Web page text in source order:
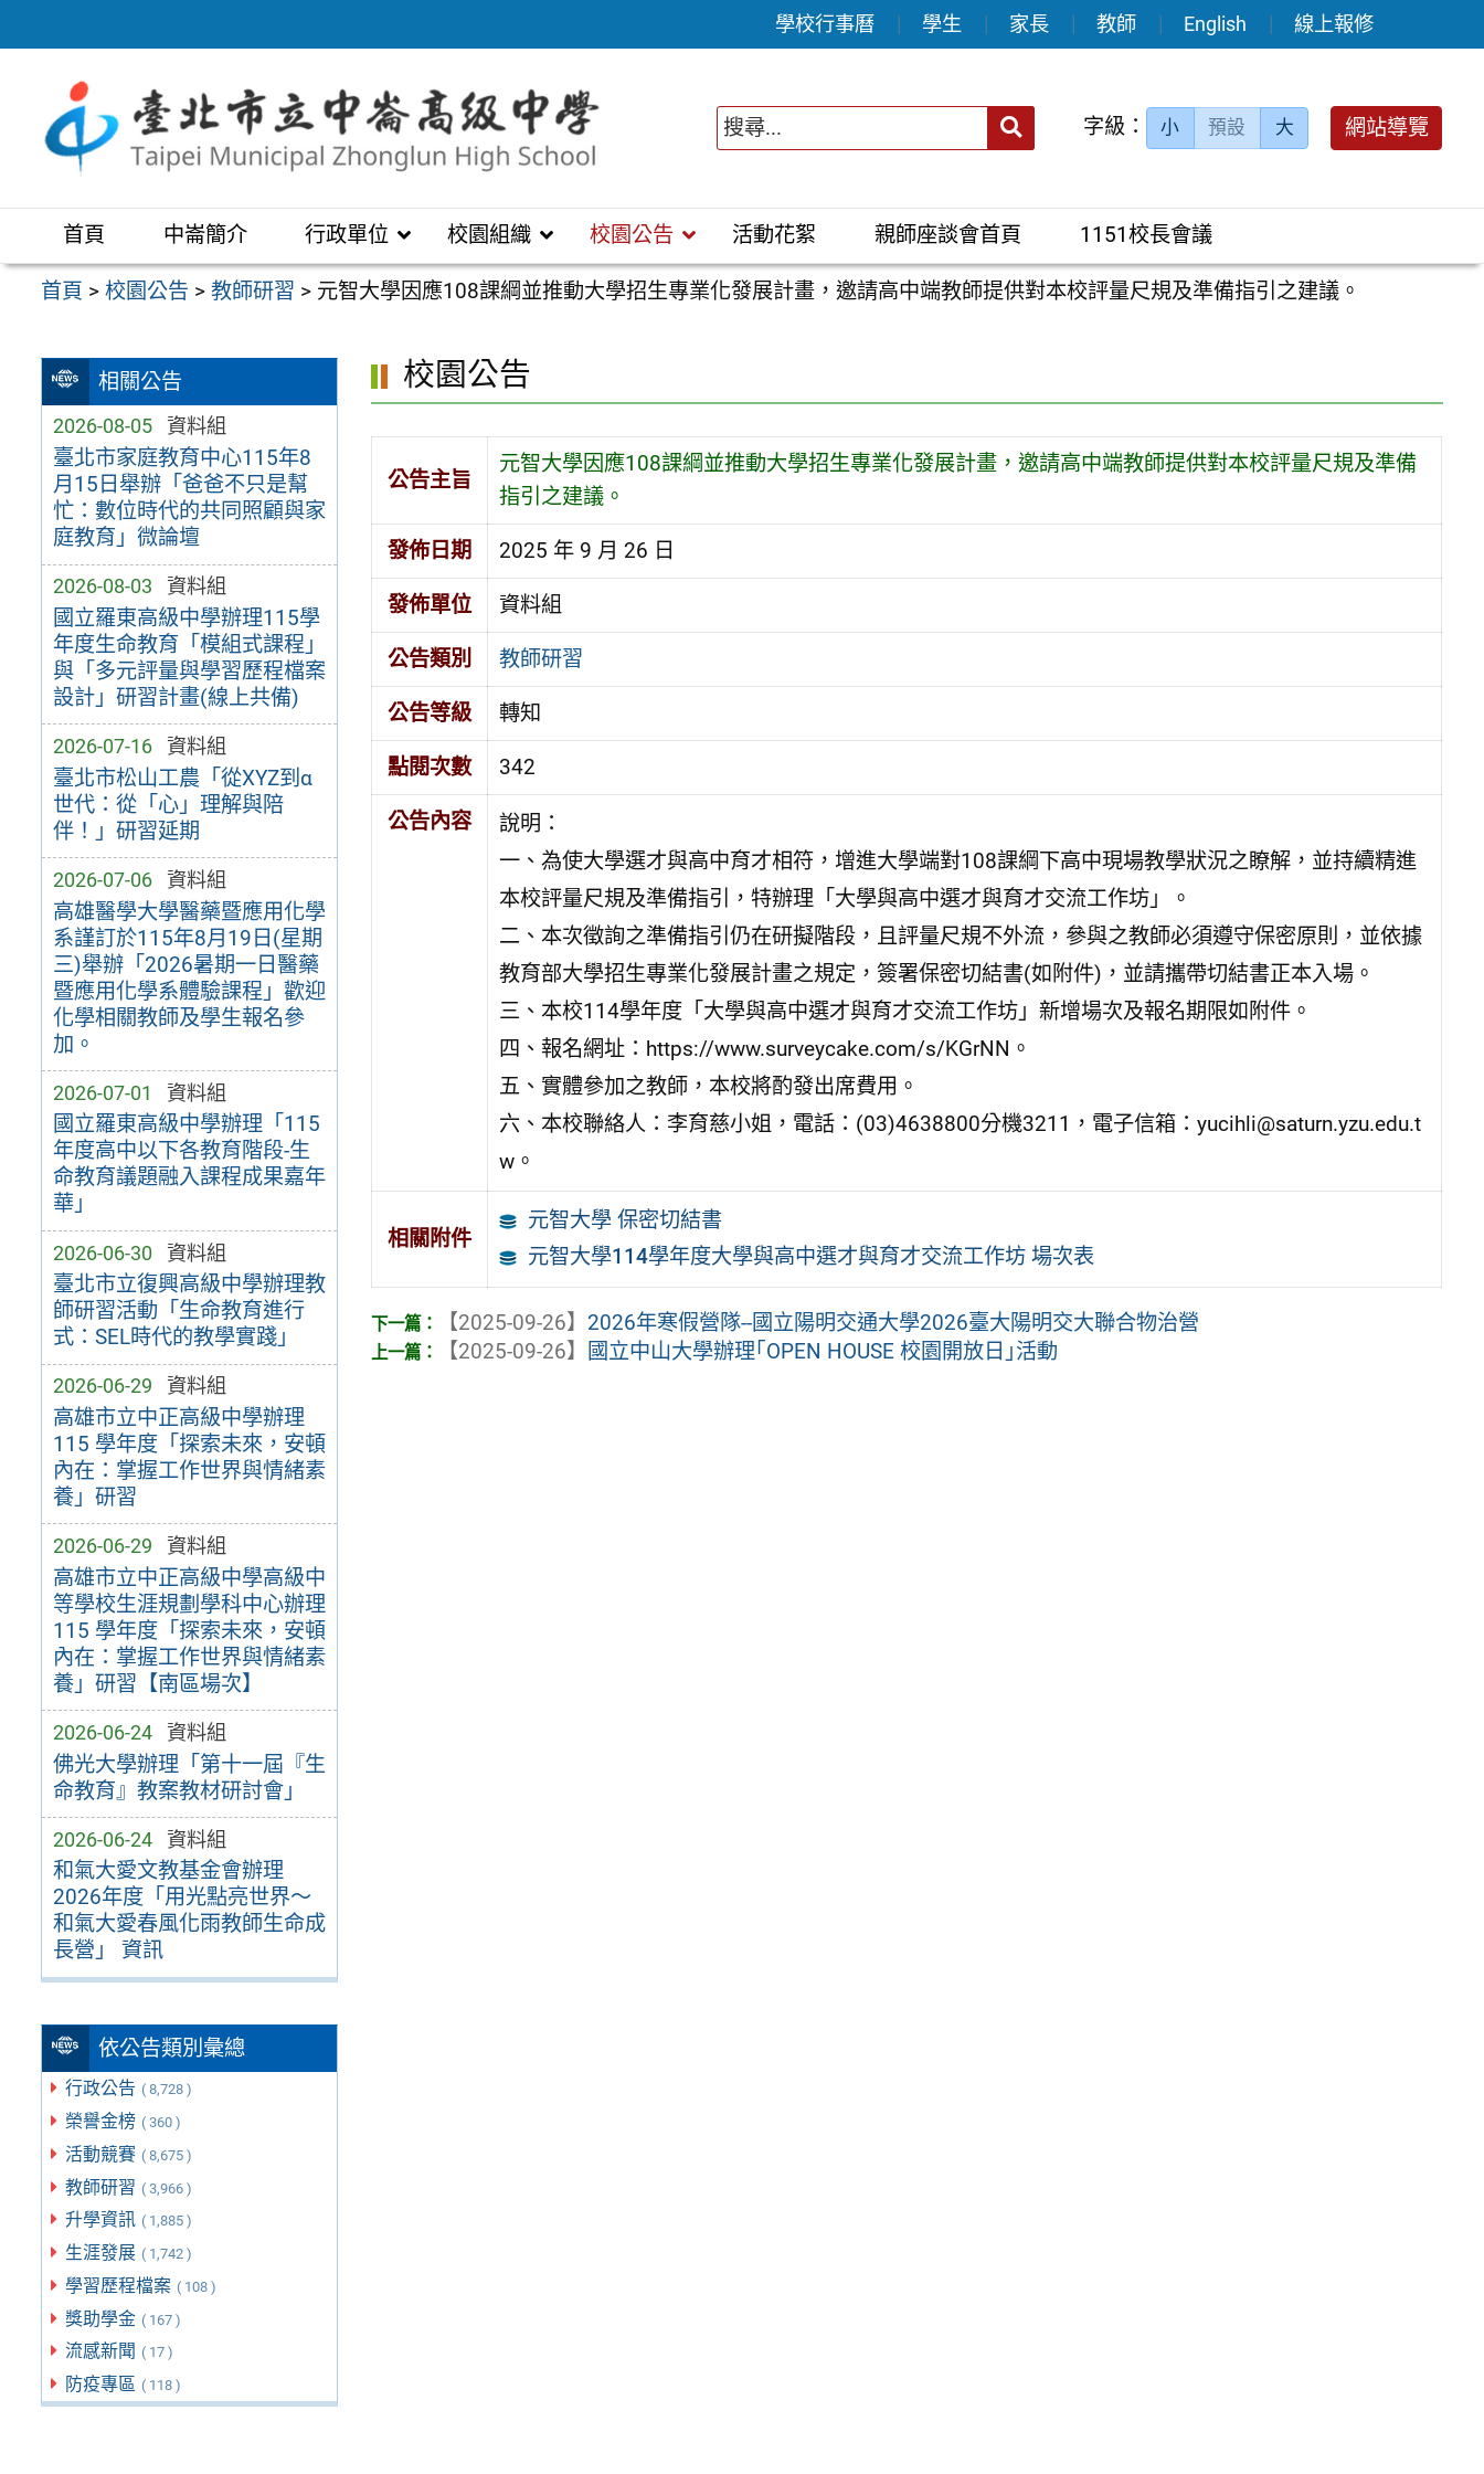
至
區
學校行事曆 學生 家長 教師 English 線上報修
送出 字級： 小 預設 大 網站導覽
首頁 中崙簡介 行政單位 校園組織 校園公告 活動花絮 親師座談會首頁 1151校長會議
首頁 >校園公告 >教師研習 > 元智大學因應108課綱並推動大學招生專業化發展計畫，邀請高中端教師提供對本校評量尺規及準備指引之建議。
相關公告
2026-08-05 資料組
臺北市家庭教育中心115年8
月15日舉辦「爸爸不只是幫
忙：數位時代的共同照顧與家
庭教育」微論壇
2026-08-03 資料組
國立羅東高級中學辦理115學
年度生命教育「模組式課程」
與「多元評量與學習歷程檔案
設計」研習計畫(線上共備)
2026-07-16 資料組
臺北市松山工農「從XYZ到α
世代：從「心」理解與陪
伴！」研習延期
2026-07-06 資料組
高雄醫學大學醫藥暨應用化學
系謹訂於115年8月19日(星期
三)舉辦「2026暑期一日醫藥
暨應用化學系體驗課程」歡迎
化學相關教師及學生報名參
加。
2026-07-01 資料組
國立羅東高級中學辦理「115
年度高中以下各教育階段-生
命教育議題融入課程成果嘉年
華」
2026-06-30 資料組
臺北市立復興高級中學辦理教
師研習活動「生命教育進行
式：SEL時代的教學實踐」
2026-06-29 資料組
高雄市立中正高級中學辦理
115 學年度「探索未來，安頓
內在：掌握工作世界與情緒素
養」研習
2026-06-29 資料組
高雄市立中正高級中學高級中
等學校生涯規劃學科中心辦理
115 學年度「探索未來，安頓
內在：掌握工作世界與情緒素
養」研習【南區場次】
2026-06-24 資料組
佛光大學辦理「第十一屆『生
命教育』教案教材研討會」
2026-06-24 資料組
和氣大愛文教基金會辦理
2026年度「用光點亮世界～
和氣大愛春風化雨教師生命成
長營」 資訊
依公告類別彙總
行政公告 ( 8,728 )
榮譽金榜 ( 360 )
活動競賽 ( 8,675 )
教師研習 ( 3,966 )
升學資訊 ( 1,885 )
生涯發展 ( 1,742 )
學習歷程檔案 ( 108 )
獎助學金 ( 167 )
流感新聞 ( 17 )
防疫專區 ( 118 )
校園公告
公告主旨
元智大學因應108課綱並推動大學招生專業化發展計畫，邀請高中端教師提供對本校評量尺規及準備
指引之建議。
發佈日期 2025 年 9 月 26 日
發佈單位 資料組
公告類別 教師研習
公告等級 轉知
點閱次數 342
公告內容
說明：
一、為使大學選才與高中育才相符，增進大學端對108課綱下高中現場教學狀況之瞭解，並持續精進
本校評量尺規及準備指引，特辦理「大學與高中選才與育才交流工作坊」。
二、本次徵詢之準備指引仍在研擬階段，且評量尺規不外流，參與之教師必須遵守保密原則，並依據
教育部大學招生專業化發展計畫之規定，簽署保密切結書(如附件)，並請攜帶切結書正本入場。
三、本校114學年度「大學與高中選才與育才交流工作坊」新增場次及報名期限如附件。
四、報名網址：https://www.surveycake.com/s/KGrNN。
五、實體參加之教師，本校將酌發出席費用。
六、本校聯絡人：李育慈小姐，電話：(03)4638800分機3211，電子信箱：yucihli@saturn.yzu.edu.t
w。
相關附件
元智大學 保密切結書
元智大學114學年度大學與高中選才與育才交流工作坊 場次表
【2025-09-26】 2026年寒假營隊--國立陽明交通大學2026臺大陽明交大聯合物治營
【2025-09-26】
國立中山大學辦理｢OPEN HOUSE 校園開放日｣活動